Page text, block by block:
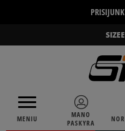
MENIU
MANO
PASKYRA